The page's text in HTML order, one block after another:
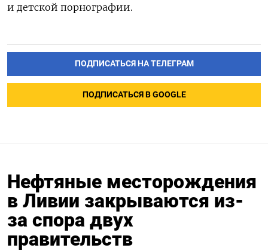
и детской порнографии.
ПОДПИСАТЬСЯ НА ТЕЛЕГРАМ
ПОДПИСАТЬСЯ В GOOGLE
Нефтяные месторождения
в Ливии закрываются из-
за спора двух
правительств